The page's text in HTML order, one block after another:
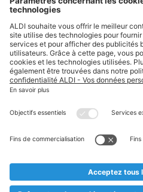
Suivez ALDI
Textes marqués d'un astérisque
* Nous vendons ces articles
au cas où, malgré le planning bien
prématurément en rupture de
** Sur ce site, l’utilisation de la